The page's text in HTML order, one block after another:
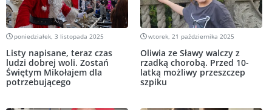
poniedziałek, 3 listopada 2025
Listy napisane, teraz czas
ludzi dobrej woli. Zostań
Świętym Mikołajem dla
potrzebującego
wtorek, 21 października 2025
Oliwia ze Sławy walczy z
rzadką chorobą. Przed 10-
latką możliwy przeszczep
szpiku